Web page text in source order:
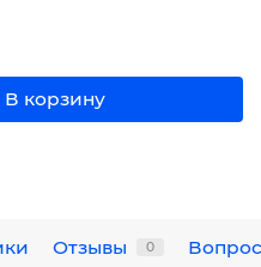
В корзину
Отзывы 0